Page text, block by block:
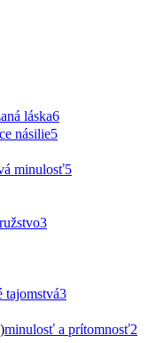
láska6
násilie5
minulosť5
3
tajomstvá3
minulosť a prítomnosť2